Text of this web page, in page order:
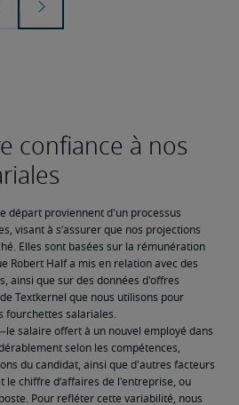
départ proviennent d'un processus
visant à s’assurer que nos projections
Elles sont basées sur la rémunération
Robert Half a mis en relation avec des
ainsi que sur des données d'offres
Textkernel que nous utilisons pour
fourchettes salariales.
salaire offert à un nouvel employé dans
selon les compétences,
du candidat, ainsi que d'autres facteurs
le chiffre d’affaires de l'entreprise, ou
Pour refléter cette variabilité, nous